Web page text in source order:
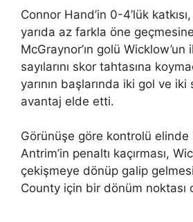
Connor Hand’in 0-4’lük
yarıda az farkla öne
McGraynor’ın golü Wicklow’un
sayılarını skor tahtasına
yarının başlarında iki gol ve iki
avantaj elde etti.
Görünüşe göre kontrolü
Antrim’in penaltı kaçırması,
çekişmeye dönüp galip
County için bir dönüm noktası